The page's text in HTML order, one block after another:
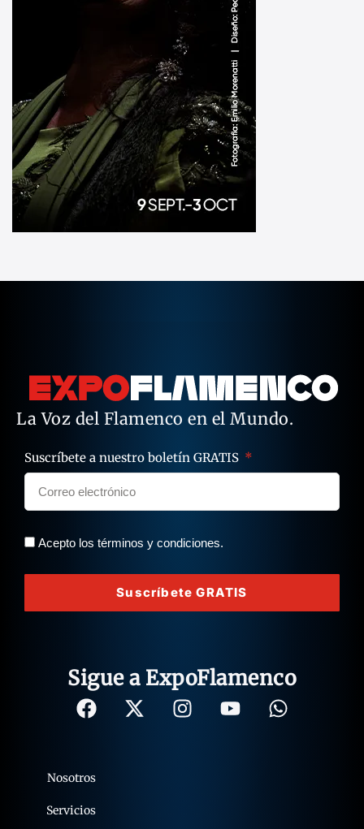
La Voz del Flamenco en el Mundo.
Suscríbete a nuestro boletín GRATIS
Acepto los términos y condiciones.
Suscríbete GRATIS
Sigue a ExpoFlamenco
Nosotros
Servicios